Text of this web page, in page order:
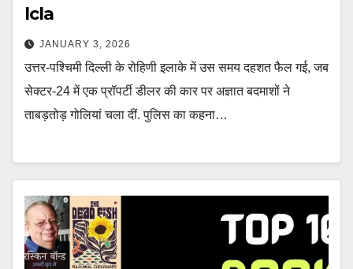
lcla
JANUARY 3, 2026
उत्तर-पश्चिमी दिल्ली के रोहिणी इलाके में उस समय दहशत फैल गई, जब
सेक्टर-24 में एक प्रॉपर्टी डीलर की कार पर अज्ञात बदमाशों ने
ताबड़तोड़ गोलियां चला दीं. पुलिस का कहना…